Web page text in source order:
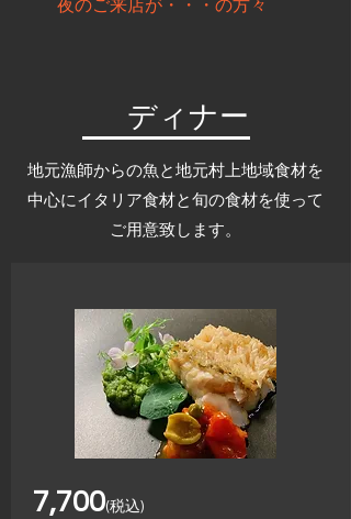
夜のご来店が・・・の方々
ディナー
​地元漁師からの魚と地元村上地域食材を
中心にイタリア食材と旬の食材を使って
ご用意致します。
7,700(税込)